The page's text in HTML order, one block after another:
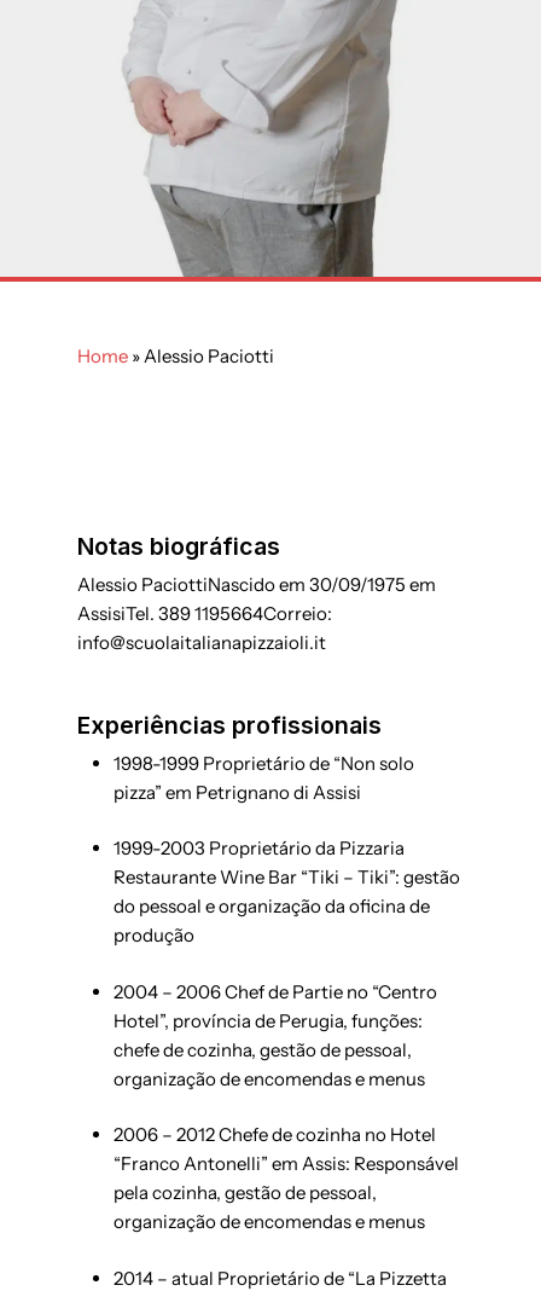
Home » Alessio Paciotti
Notas biográficas
Alessio PaciottiNascido em 30/09/1975 em
AssisiTel. 389 1195664Correio:
info@scuolaitalianapizzaioli.it
Experiências profissionais
1998-1999 Proprietário de “Non solo
pizza” em Petrignano di Assisi
1999-2003 Proprietário da Pizzaria
Restaurante Wine Bar “Tiki – Tiki”: gestão
do pessoal e organização da oficina de
produção
2004 – 2006 Chef de Partie no “Centro
Hotel”, província de Perugia, funções:
chefe de cozinha, gestão de pessoal,
organização de encomendas e menus
2006 – 2012 Chefe de cozinha no Hotel
“Franco Antonelli” em Assis: Responsável
pela cozinha, gestão de pessoal,
organização de encomendas e menus
2014 – atual Proprietário de “La Pizzetta